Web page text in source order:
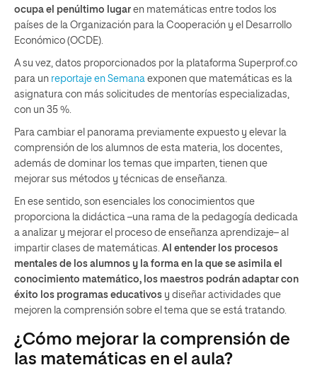
ocupa el penúltimo lugar en matemáticas entre todos los
países de la Organización para la Cooperación y el Desarrollo
Económico (OCDE).
A su vez, datos proporcionados por la plataforma Superprof.co
para un reportaje en Semana exponen que matemáticas es la
asignatura con más solicitudes de mentorías especializadas,
con un 35 %.
Para cambiar el panorama previamente expuesto y elevar la
comprensión de los alumnos de esta materia, los docentes,
además de dominar los temas que imparten, tienen que
mejorar sus métodos y técnicas de enseñanza.
En ese sentido, son esenciales los conocimientos que
proporciona la didáctica –una rama de la pedagogía dedicada
a analizar y mejorar el proceso de enseñanza aprendizaje– al
impartir clases de matemáticas. Al entender los procesos
mentales de los alumnos y la forma en la que se asimila el
conocimiento matemático, los maestros podrán adaptar con
éxito los programas educativos y diseñar actividades que
mejoren la comprensión sobre el tema que se está tratando.
¿Cómo mejorar la comprensión de
las matemáticas en el aula?